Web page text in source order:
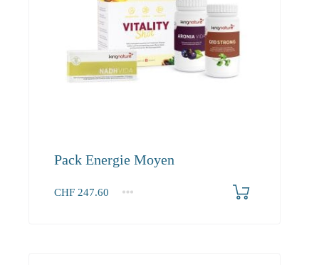
Pack Energie Moyen
CHF 247.60
1+